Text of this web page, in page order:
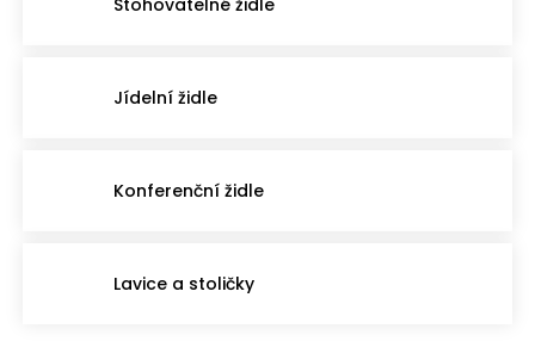
Stohovatelné židle
Jídelní židle
Konferenční židle
Lavice a stoličky